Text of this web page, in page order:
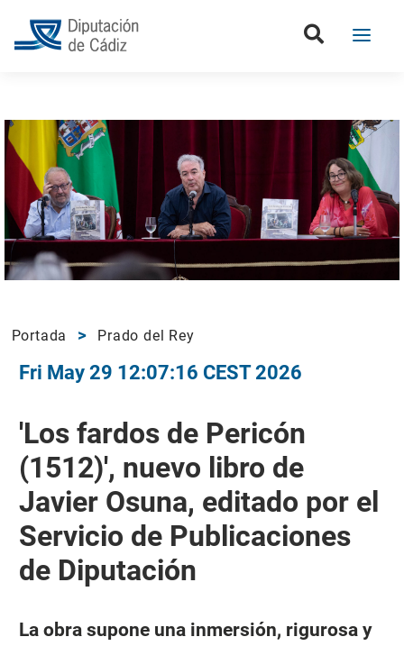
Portada Prado del Rey
Fri May 29 12:07:16 CEST 2026
'Los fardos de Pericón
(1512)', nuevo libro de
Javier Osuna, editado por el
Servicio de Publicaciones
de Diputación
La obra supone una inmersión, rigurosa y